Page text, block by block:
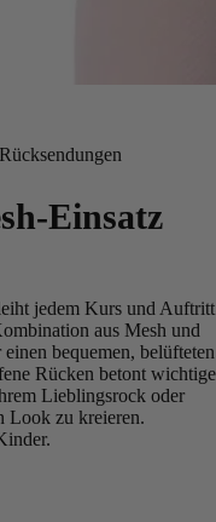
Rücksendungen
Einsatz
jedem Kurs und Auftritt
aus Mesh und
bequemen, belüfteten
Rücken betont wichtige
Lieblingsrock oder
Look zu kreieren.